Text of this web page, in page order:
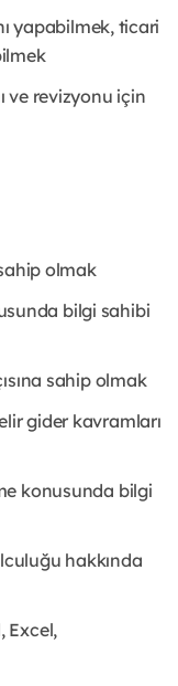
yapabilmek, ticari
ve revizyonu için
olmak
bilgi sahibi
sahip olmak
gider kavramları
konusunda bilgi
hakkında
Excel,